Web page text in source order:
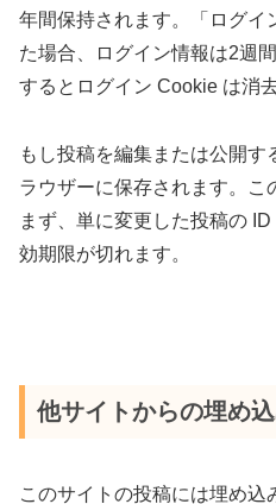
年間保持されます。「ログイ
た場合、ログイン情報は2週
するとログイン Cookie は消
もし投稿を編集または公開
ラウザーに保存されます。こ
まず、単に変更した投稿の
効期限が切れます。
他サイトからの埋め
このサイトの投稿には埋め込